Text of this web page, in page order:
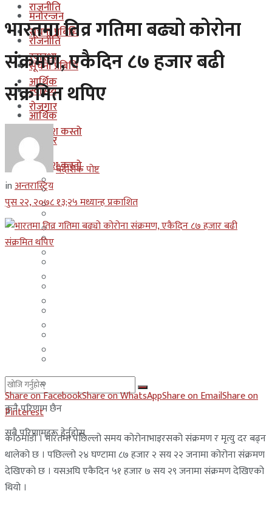
राजनीति
सूचना प्रबिधि
स्वास्थ्य
आर्थिक
रोजगार
कुन देश कस्तो
इजरायल
कुवेत
दक्षिण कोरीया
कुनै परिणाम छैन
सबै परिणामहरू हेर्नुहोस्
मनोरन्जन
राजनीति
सूचना प्रबिधि
स्वास्थ्य
आर्थिक
रोजगार
कुन देश कस्तो
कुवेत
भारतमा तिव्र गतिमा बढ्यो कोरोना
संक्रमण, एकैदिन ८७ हजार बढी
संक्रमित थपिए
बैदेशिक पोष्ट
inअन्तरास्ट्रिय
पुस २२, २०७८ १३;२५ मध्यान्ह प्रकाशित
Share on FacebookShare on WhatsAppShare on EmailShare on
Pinterest
काठमाडौं । भारतमा पछिल्लो समय कोरोनाभाइरसको संक्रमण र मृत्यु दर बढ्न
थालेको छ । पछिल्लो २४ घण्टामा ८७ हजार २ सय २२ जनामा कोरोना संक्रमण
देखिएको छ । यसअघि एकैदिन ५१ हजार ७ सय २९ जनामा संक्रमण देखिएको
थियो ।